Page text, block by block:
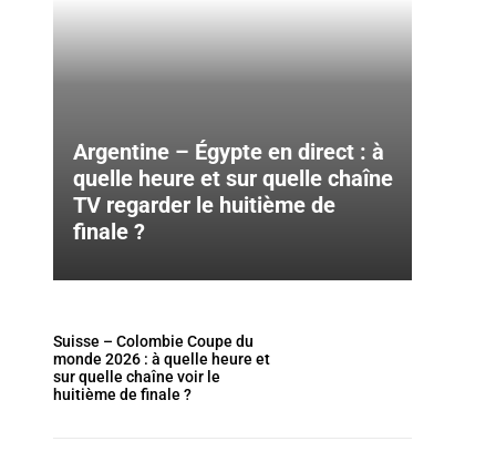
Argentine – Égypte en direct : à
quelle heure et sur quelle chaîne
TV regarder le huitième de
finale ?
Suisse – Colombie Coupe du
monde 2026 : à quelle heure et
sur quelle chaîne voir le
huitième de finale ?